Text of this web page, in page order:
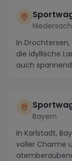
In
die idyllische
auch
Bayern
In Karlstadt,
voller Charme